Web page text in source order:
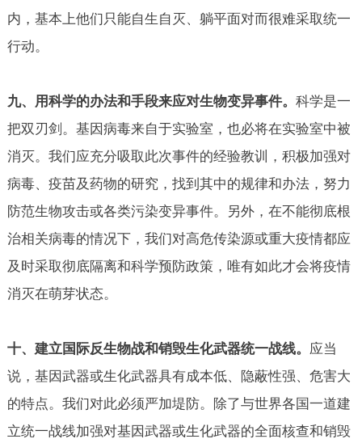
内，基本上他们只能自生自灭、躺平面对而很难采取统一
行动。
九、用科学的办法和手段来应对生物变异事件。 科学是一
把双刃剑。基因病毒来自于实验室，也必将在实验室中被
消灭。我们应充分吸取此次事件的经验教训，积极加强对
病毒、疫苗及药物的研究，找到其中的规律和办法，努力
防范生物攻击或各类污染变异事件。另外，在不能彻底根
治相关病毒的情况下，我们对高危传染源或重大疫情都应
及时采取彻底隔离和科学预防政策，唯有如此才会将疫情
消灭在萌芽状态。
十、建立国际反生物战和销毁生化武器统一战线。 应当
说，基因武器或生化武器具有成本低、隐蔽性强、危害大
的特点。我们对此必须严加堤防。除了与世界各国一道建
立统一战线加强对基因武器或生化武器的全面核查和销毁